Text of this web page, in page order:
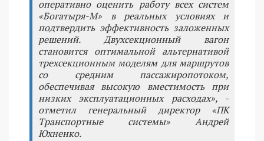
оперативно оценить работу всех систем
«Богатыря-М» в реальных условиях и
подтвердить эффективность заложенных
решений. Двухсекционный вагон
становится оптимальной альтернативой
трехсекционным моделям для маршрутов
со средним пассажиропотоком,
обеспечивая высокую вместимость при
низких эксплуатационных расходах», -
отметил генеральный директор «ПК
Транспортные системы» Андрей
Юхненко.